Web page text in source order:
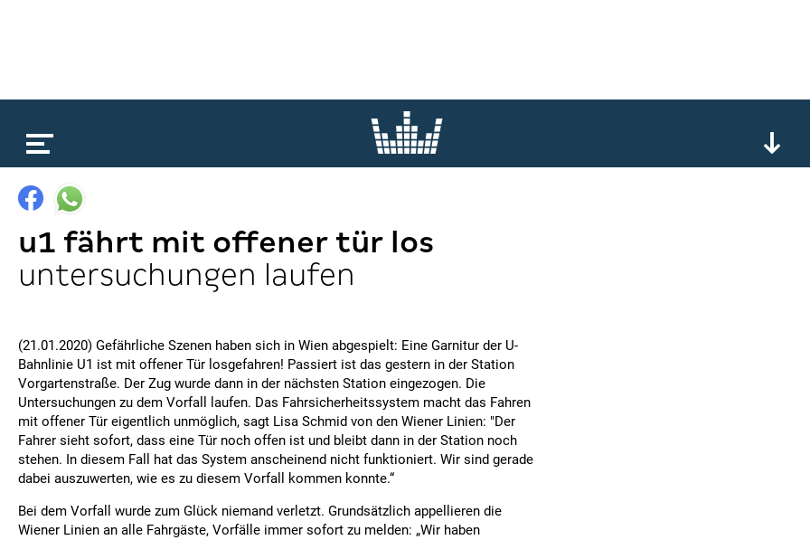
u1 fährt mit offener tür los
untersuchungen laufen
(21.01.2020) Gefährliche Szenen haben sich in Wien abgespielt: Eine Garnitur der U-
Bahnlinie U1 ist mit offener Tür losgefahren! Passiert ist das gestern in der Station
Vorgartenstraße. Der Zug wurde dann in der nächsten Station eingezogen. Die
Untersuchungen zu dem Vorfall laufen. Das Fahrsicherheitssystem macht das Fahren
mit offener Tür eigentlich unmöglich, sagt Lisa Schmid von den Wiener Linien: "Der
Fahrer sieht sofort, dass eine Tür noch offen ist und bleibt dann in der Station noch
stehen. In diesem Fall hat das System anscheinend nicht funktioniert. Wir sind gerade
dabei auszuwerten, wie es zu diesem Vorfall kommen konnte.“
Bei dem Vorfall wurde zum Glück niemand verletzt. Grundsätzlich appellieren die
Wiener Linien an alle Fahrgäste, Vorfälle immer sofort zu melden: „Wir haben